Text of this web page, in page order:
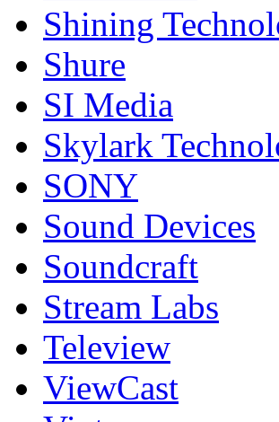
Shining
Shure
SI Media
Skylark
SONY
Sound Devices
Soundcraft
Stream Labs
Teleview
ViewCast